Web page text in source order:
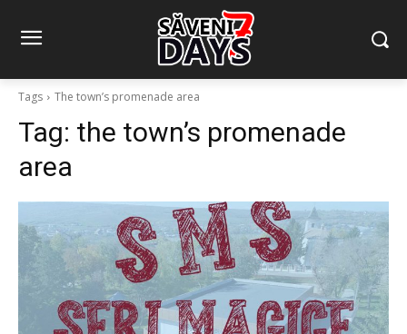
Tags The town’s promenade area
Tag: the town’s promenade
area